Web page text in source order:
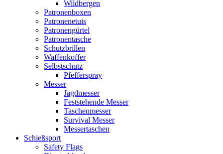
Wildbergen
Patronenboxen
Patronenetuis
Patronengürtel
Patronentasche
Schutzbrillen
Waffenkoffer
Selbstschutz
Pfefferspray
Messer
Jagdmesser
Feststehende Messer
Taschenmesser
Survival Messer
Messertaschen
Schießsport
Safety Flags